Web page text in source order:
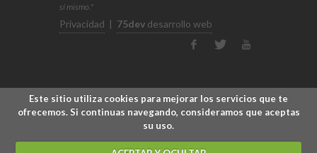
sí mismo."
Privacidad | 75dev desarrollo web
Este sitio utiliza cookies para mejorar los servicios que te
ofrecemos. Si continuas navegando, consideramos que aceptas
su uso.